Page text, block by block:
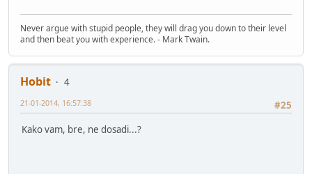
Never argue with stupid people, they will drag you down to their level
and then beat you with experience. - Mark Twain.
Hobit
4
#25
21-01-2014, 16:57:38
Kako vam, bre, ne dosadi...?